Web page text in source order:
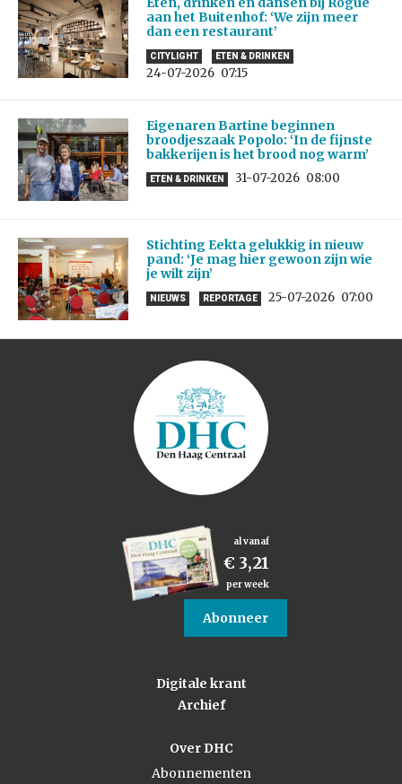
aan het Buitenhof: ‘We zijn meer
dan een restaurant’
CITYLIGHT ETEN & DRINKEN
24-07-2026 07:15
Eigenaren Bartine beginnen
broodjeszaak Popolo: ‘In de fijnste
bakkerijen is het brood nog warm’
ETEN & DRINKEN 31-07-2026 08:00
Stichting Eekta gelukkig in nieuw
pand: ‘Je mag hier gewoon zijn wie
je wilt zijn’
NIEUWS REPORTAGE 25-07-2026 07:00
al vanaf
€ 3,21
per week
Abonneer
Digitale krant
Archief
Over DHC
Abonnementen